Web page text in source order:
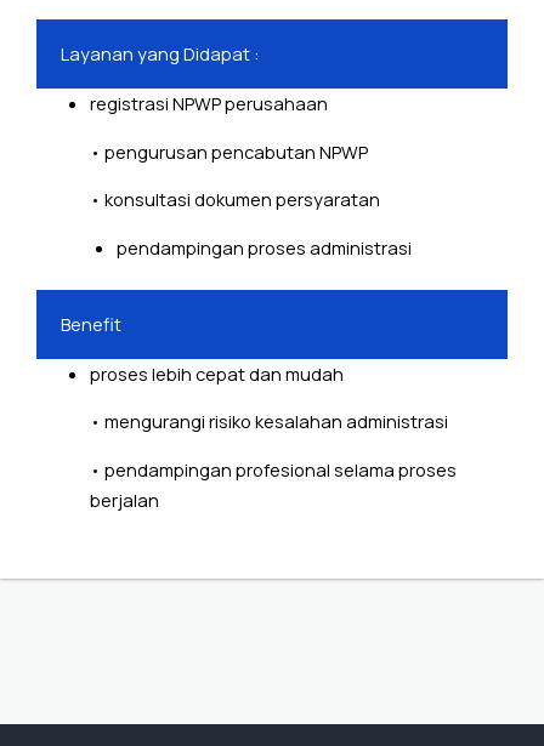
Layanan yang Didapat :
registrasi NPWP perusahaan
• pengurusan pencabutan NPWP
• konsultasi dokumen persyaratan
pendampingan proses administrasi
Benefit
proses lebih cepat dan mudah
• mengurangi risiko kesalahan administrasi
• pendampingan profesional selama proses
berjalan